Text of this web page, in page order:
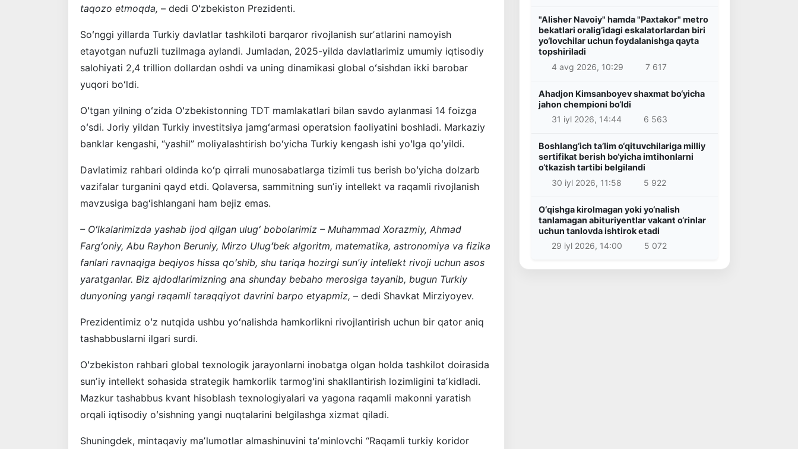
taqozo etmoqda, – dedi Oʻzbekiston Prezidenti.
Soʻnggi yillarda Turkiy davlatlar tashkiloti barqaror rivojlanish surʼatlarini namoyish
etayotgan nufuzli tuzilmaga aylandi. Jumladan, 2025-yilda davlatlarimiz umumiy iqtisodiy
salohiyati 2,4 trillion dollardan oshdi va uning dinamikasi global oʻsishdan ikki barobar
yuqori boʻldi.
Oʻtgan yilning oʻzida Oʻzbekistonning TDT mamlakatlari bilan savdo aylanmasi 14 foizga
oʻsdi. Joriy yildan Turkiy investitsiya jamgʻarmasi operatsion faoliyatini boshladi. Markaziy
banklar kengashi, “yashil” moliyalashtirish boʻyicha Turkiy kengash ishi yoʻlga qoʻyildi.
Davlatimiz rahbari oldinda koʻp qirrali munosabatlarga tizimli tus berish boʻyicha dolzarb
vazifalar turganini qayd etdi. Qolaversa, sammitning sunʼiy intellekt va raqamli rivojlanish
mavzusiga bagʻishlangani ham bejiz emas.
– Oʻlkalarimizda yashab ijod qilgan ulugʻ bobolarimiz – Muhammad Xorazmiy, Ahmad
Fargʻoniy, Abu Rayhon Beruniy, Mirzo Ulugʻbek algoritm, matematika, astronomiya va fizika
fanlari ravnaqiga beqiyos hissa qoʻshib, shu tariqa hozirgi sunʼiy intellekt rivoji uchun asos
yaratganlar. Biz ajdodlarimizning ana shunday bebaho merosiga tayanib, bugun Turkiy
dunyoning yangi raqamli taraqqiyot davrini barpo etyapmiz, – dedi Shavkat Mirziyoyev.
Prezidentimiz oʻz nutqida ushbu yoʻnalishda hamkorlikni rivojlantirish uchun bir qator aniq
tashabbuslarni ilgari surdi.
Oʻzbekiston rahbari global texnologik jarayonlarni inobatga olgan holda tashkilot doirasida
sunʼiy intellekt sohasida strategik hamkorlik tarmogʻini shakllantirish lozimligini taʼkidladi.
Mazkur tashabbus kvant hisoblash texnologiyalari va yagona raqamli makonni yaratish
orqali iqtisodiy oʻsishning yangi nuqtalarini belgilashga xizmat qiladi.
Shuningdek, mintaqaviy maʼlumotlar almashinuvini taʼminlovchi “Raqamli turkiy koridor
"Alisher Navoiy" hamda "Paxtakor" metro
bekatlari oralig‘idagi eskalatorlardan biri
yo‘lovchilar uchun foydalanishga qayta
topshiriladi
4 avg 2026, 10:29
7 617
Ahadjon Kimsanboyev shaxmat bo‘yicha
jahon chempioni bo‘ldi
31 iyl 2026, 14:44
6 563
Boshlang‘ich ta’lim o‘qituvchilariga milliy
sertifikat berish bo‘yicha imtihonlarni
o‘tkazish tartibi belgilandi
30 iyl 2026, 11:58
5 922
O‘qishga kirolmagan yoki yo‘nalish
tanlamagan abituriyentlar vakant o‘rinlar
uchun tanlovda ishtirok etadi
29 iyl 2026, 14:00
5 072